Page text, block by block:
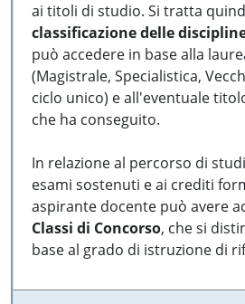
ai titoli di studio. Si tratta
classificazione delle
può accedere in base alla
(Magistrale, Specialistica,
ciclo unico) e all'eventuale
che ha conseguito.
In relazione al percorso di
esami sostenuti e ai crediti
aspirante docente può avere
Classi di Concorso, che si
base al grado di istruzione di